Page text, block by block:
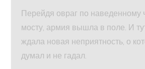
Перейдя овраг по наведенному
мосту, армия вышла в поле. И
ждала новая неприятность, о
думал и не гадал.